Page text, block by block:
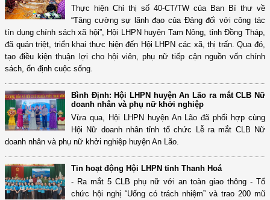
Thực hiện Chỉ thị số 40-CT/TW của Ban Bí thư về
“Tăng cường sự lãnh đạo của Đảng đối với công tác
tín dụng chính sách xã hội”, Hội LHPN huyện Tam Nông, tỉnh Đồng Tháp,
đã quán triệt, triển khai thực hiện đến Hội LHPN các xã, thị trấn. Qua đó,
tạo điều kiện thuận lợi cho hội viên, phụ nữ tiếp cận nguồn vốn chính
sách, ổn định cuộc sống.
Bình Định: Hội LHPN huyện An Lão ra mắt CLB Nữ
doanh nhân và phụ nữ khởi nghiệp
Vừa qua, Hội LHPN huyện An Lão đã phối hợp cùng
Hội Nữ doanh nhân tỉnh tổ chức Lễ ra mắt CLB Nữ
doanh nhân và phụ nữ khởi nghiệp huyện An Lão.
Tin hoạt động Hội LHPN tỉnh Thanh Hoá
- Ra mắt 5 CLB phụ nữ với an toàn giao thông - Tổ
chức hội nghị “Uống có trách nhiệm” và trao 200 mũ